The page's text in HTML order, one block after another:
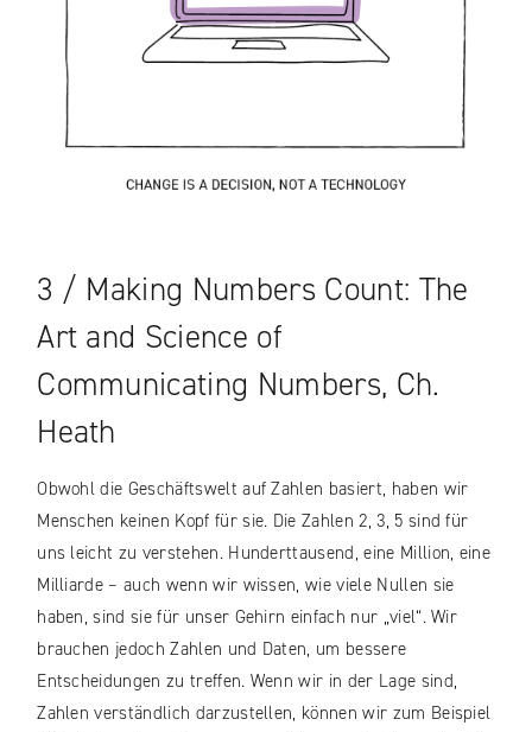
3 / Making Numbers Count: The
Art and Science of
Communicating Numbers, Ch.
Heath
Obwohl die Geschäftswelt auf Zahlen basiert, haben wir
Menschen keinen Kopf für sie. Die Zahlen 2, 3, 5 sind für
uns leicht zu verstehen. Hunderttausend, eine Million, eine
Milliarde – auch wenn wir wissen, wie viele Nullen sie
haben, sind sie für unser Gehirn einfach nur „viel“. Wir
brauchen jedoch Zahlen und Daten, um bessere
Entscheidungen zu treffen. Wenn wir in der Lage sind,
Zahlen verständlich darzustellen, können wir zum Beispiel